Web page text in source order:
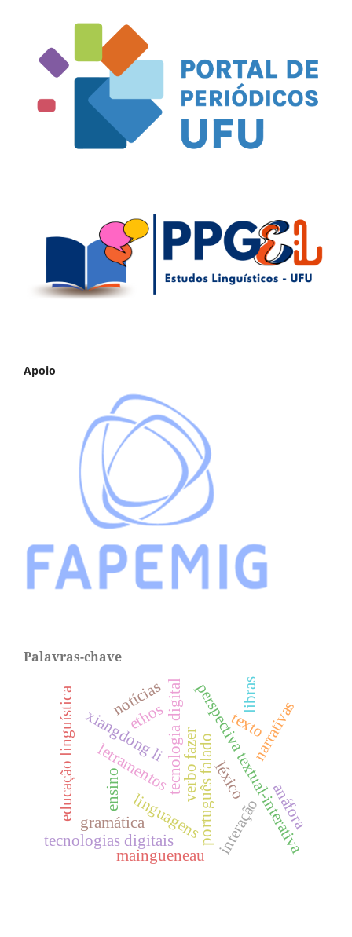
Apoio
Palavras-chave
linguagens
letramentos
ensino tecnologia digital
gramática perspectiva textual-interativa
português falado
texto
educação linguística
tecnologias digitais
xiangdong li narrativas
interação
verbo fazer
anáfora
ethos
maingueneau
léxico
libras
notícias